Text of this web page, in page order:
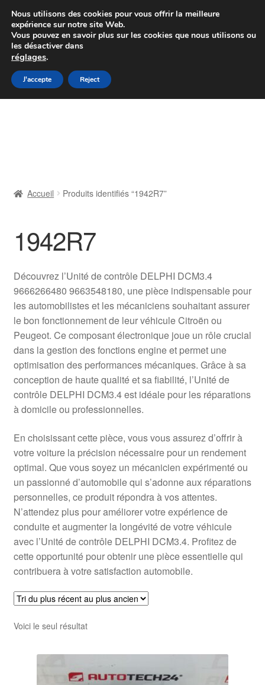
Colissimo livraison à partir de 7 EUR
Du lundi au vendredi de 9 h à 16 h
Aller
à
Aller
au
Livraison
Livraison internationale
Mon compte
Paiements
Panier
Plainte
Procédure de Réclamation
Termes et conditions
Accueil Produits identifiés “1942R7”
1942R7
Découvrez l’Unité de contrôle DELPHI DCM3.4
9666266480 9663548180, une pièce indispensable pour
les automobilistes et les mécaniciens souhaitant assurer
le bon fonctionnement de leur véhicule Citroën ou
Peugeot. Ce composant électronique joue un rôle crucial
dans la gestion des fonctions engine et permet une
optimisation des performances mécaniques. Grâce à sa
conception de haute qualité et sa fiabilité, l’Unité de
contrôle DELPHI DCM3.4 est idéale pour les réparations
à domicile ou professionnelles.
En choisissant cette pièce, vous vous assurez d’offrir à
votre voiture la précision nécessaire pour un rendement
optimal. Que vous soyez un mécanicien expérimenté ou
un passionné d’automobile qui s’adonne aux réparations
personnelles, ce produit répondra à vos attentes.
N’attendez plus pour améliorer votre expérience de
conduite et augmenter la longévité de votre véhicule
avec l’Unité de contrôle DELPHI DCM3.4. Profitez de
cette opportunité pour obtenir une pièce essentielle qui
contribuera à votre satisfaction automobile.
Voici le seul résultat
Nous utilisons des cookies pour vous offrir la meilleure
expérience sur notre site Web.
Vous pouvez en savoir plus sur les cookies que nous utilisons ou
les désactiver dans
réglages.
J'accepte Reject